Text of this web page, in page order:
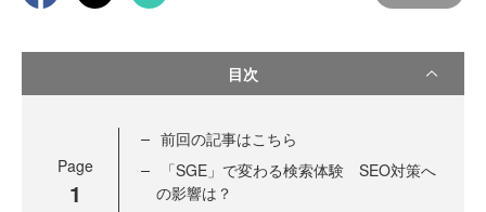
目次
Page
1
前回の記事はこちら
「SGE」で変わる検索体験 SEO対策へ
の影響は？